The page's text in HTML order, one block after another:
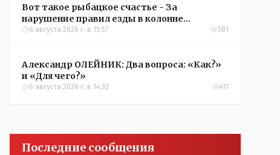
Вот такое рыбацкое счастье - За
нарушение правил езды в колонне
оштрафовали участников соревнований в
6 августа 2026 г. в 15:57 581
Александр ОЛЕЙНИК: Два вопроса: «Как?»
и «Для чего?»
6 августа 2026 г. в 14:32 417
Последние сообщения